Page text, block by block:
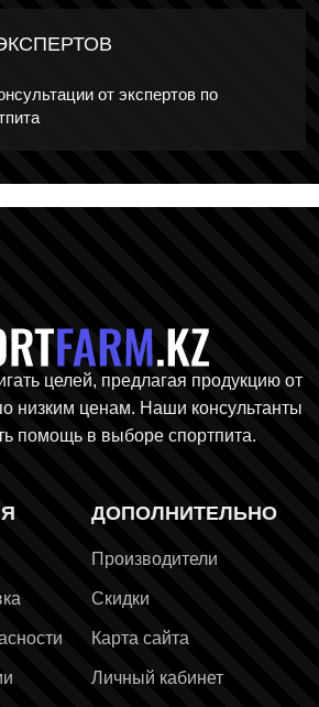
от экспертов по
целей, предлагая продукцию от
низким ценам. Наши консультанты
помощь в выборе спортпита.
ДОПОЛНИТЕЛЬНО
Производители
Скидки
Карта сайта
Личный кабинет